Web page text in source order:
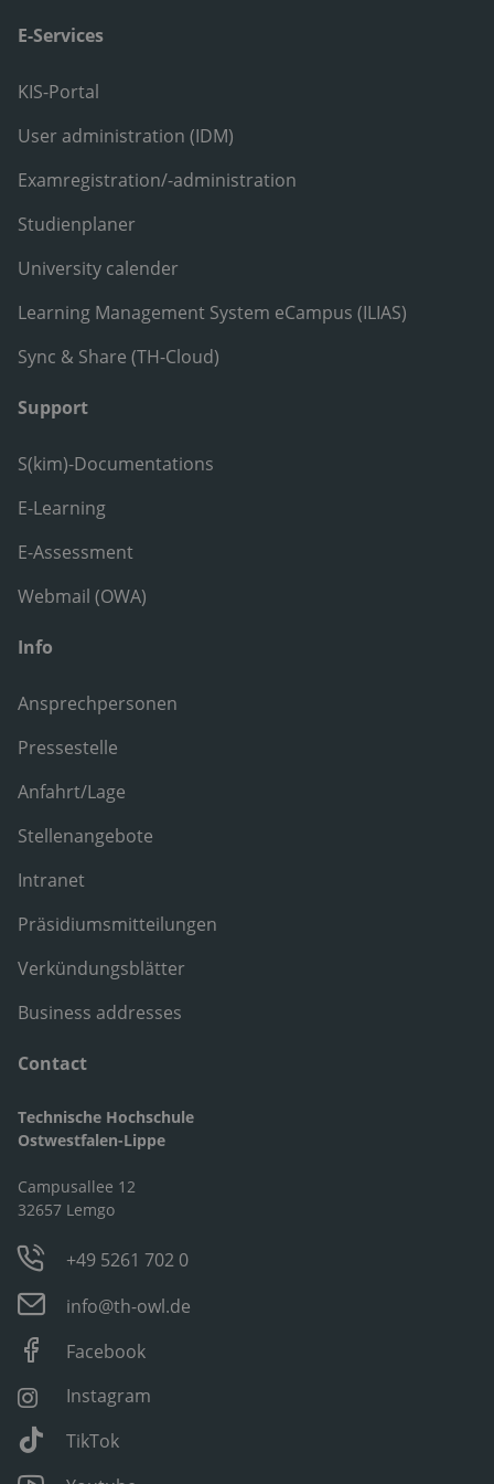
E-Services
KIS-Portal
User administration (IDM)
Examregistration/-administration
Studienplaner
University calender
Learning Management System eCampus (ILIAS)
Sync & Share (TH-Cloud)
Support
S(kim)-Documentations
E-Learning
E-Assessment
Webmail (OWA)
Info
Ansprechpersonen
Pressestelle
Anfahrt/Lage
Stellenangebote
Intranet
Präsidiumsmitteilungen
Verkündungsblätter
Business addresses
Contact
Technische Hochschule
Ostwestfalen-Lippe
Campusallee 12
32657 Lemgo
+49 5261 702 0
info@th-owl.de
Facebook
Instagram
TikTok